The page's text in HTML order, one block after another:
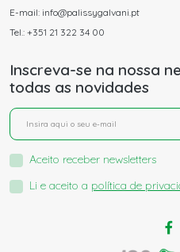
E-mail: info@palissygalvani.pt
Tel.: +351 21 322 34 00
Inscreva-se na nossa
todas as novidades
Aceito receber newsletters
Li e aceito a política de